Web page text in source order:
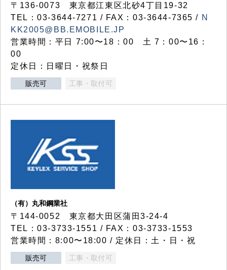
〒136-0073 東京都江東区北砂4丁目19-32
TEL：03‐3644‐7271 / FAX：03-3644-7365 / N
KK2005@BB.EMOBILE.JP
営業時間：平日 7:00〜18：00 土 7：00〜16：
00
定休日：日曜日・祝祭日
販売可 工事・取付可
（有）丸和鋼業社
〒144-0052 東京都大田区蒲田3-24-4
TEL：03-3733-1551 / FAX：03-3733-1553
営業時間：8:00〜18:00 / 定休日：土・日・祝
販売可 工事・取付可